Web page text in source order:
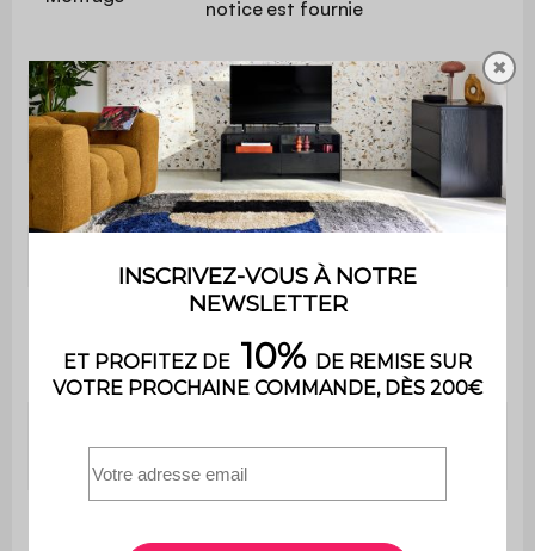
notice est fournie
Matières des
connecteurs
Acier renforcé
Densité du toit 160 g/m²
38 mm
renforcement
38 mm
38 mm
✖